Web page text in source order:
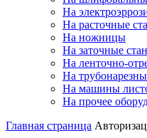
На
На расточные
На ножницы
На заточные
На ленточно-
На
На машины
На прочее
Главная страница